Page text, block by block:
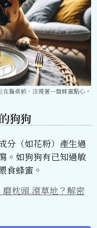
在餐桌前，注視著一盤蜂蜜點心。
狗狗
分（如花粉）產生過
。如狗狗有已知過敏
食蜂蜜。
磨枕頭.滾草地？解密